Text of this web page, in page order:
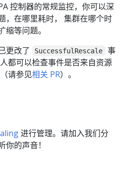
控制器的常规监控，你可以深
，在哪里耗时， 集群在哪个时
缩等问题。
更改了
SuccessfulRescale
事
都可以检查事件是否来自资源
请参见相关 PR）。
进行管理。请加入我们分
的声音！